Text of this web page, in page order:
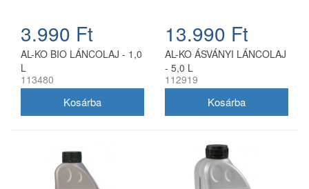
3.990 Ft
AL-KO BIO LÁNCOLAJ - 1,0
L
113480
13.990 Ft
AL-KO ÁSVÁNYI LÁNCOLAJ
- 5,0 L
112919